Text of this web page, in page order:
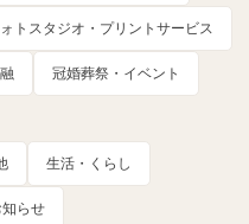
トスタジオ・プリントサービス
冠婚葬祭・イベント
生活・くらし
らせ